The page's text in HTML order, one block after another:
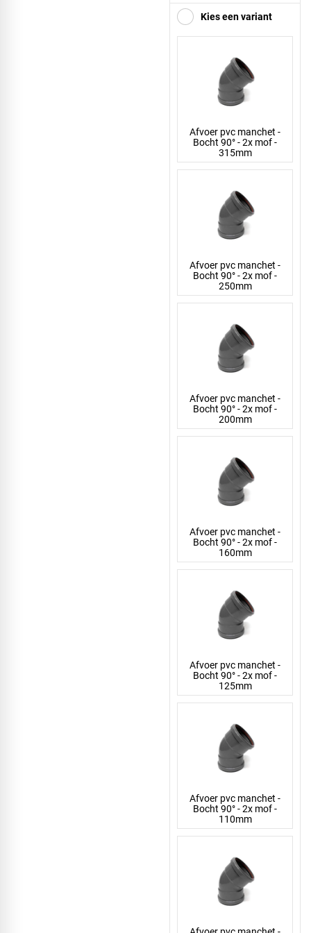
Kies een variant
Afvoer pvc manchet -
Bocht 90° - 2x mof -
315mm
Afvoer pvc manchet -
Bocht 90° - 2x mof -
250mm
Afvoer pvc manchet -
Bocht 90° - 2x mof -
200mm
Afvoer pvc manchet -
Bocht 90° - 2x mof -
160mm
Afvoer pvc manchet -
Bocht 90° - 2x mof -
125mm
Afvoer pvc manchet -
Bocht 90° - 2x mof -
110mm